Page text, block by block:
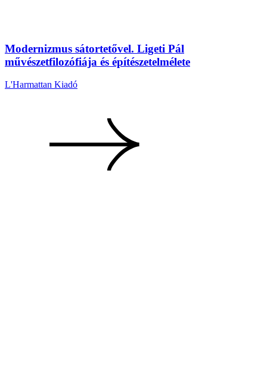
Modernizmus sátortetővel. Ligeti Pál
művészetfilozófiája és építészetelmélete
L'Harmattan Kiadó